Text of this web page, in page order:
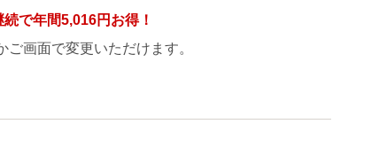
続で年間5,016円 お得！
画面で変更いただけます。